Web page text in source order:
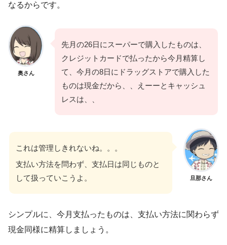
なるからです。
奥さん
先月の26日にスーパーで購入したものは、
クレジットカードで払ったから今月精算し
て、今月の8日にドラッグストアで購入した
ものは現金だから、、えーーとキャッシュ
レスは、、
旦那さん
これは管理しきれないね。。。
支払い方法を問わず、支払日は同じものと
して扱っていこうよ。
シンプルに、今月支払ったものは、支払い方法に関わらず
現金同様に精算しましょう。